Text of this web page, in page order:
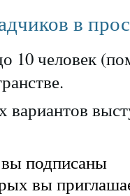
в
10 человек
вариантов
подписаны
вы